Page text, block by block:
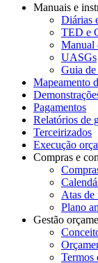
Manuais e
Diárias
TED e
Manual
UASGs
Guia de
Mapeamento
Pagamentos
Relatórios de
Terceirizados
Execução
Compras e
Atas de
Plano
Gestão
Termos